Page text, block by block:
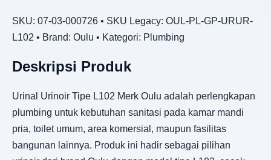
SKU: 07-03-000726 • SKU Legacy: OUL-PL-GP-URUR-
L102 • Brand: Oulu • Kategori: Plumbing
Deskripsi Produk
Urinal Urinoir Tipe L102 Merk Oulu adalah perlengkapan
plumbing untuk kebutuhan sanitasi pada kamar mandi
pria, toilet umum, area komersial, maupun fasilitas
bangunan lainnya. Produk ini hadir sebagai pilihan